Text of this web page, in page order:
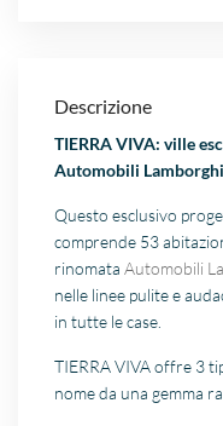
Descrizione
TIERRA VIVA: ville
Automobili
Questo esclusivo
comprende 53
rinomataAutomobili
nelle linee pulite e
in tutte le case.
TIERRA VIVA offre 3
nome da una gemma